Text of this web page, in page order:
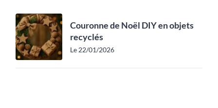
Couronne de Noël DIY en objets
recyclés
Le 22/01/2026